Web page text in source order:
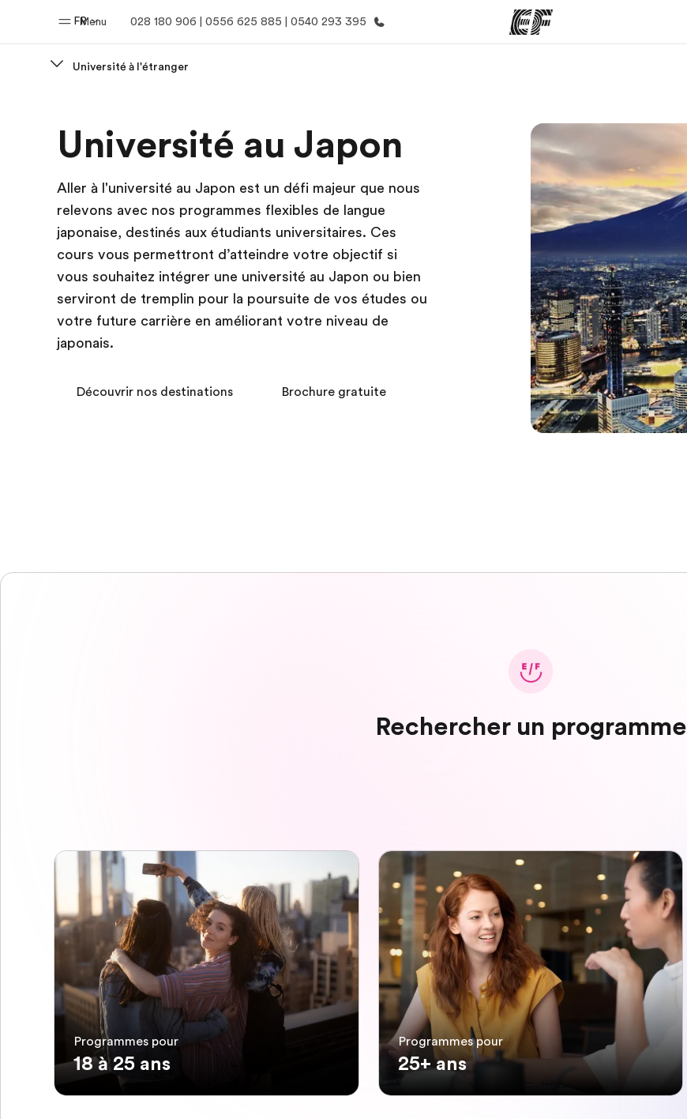
Menu
FR 028 180 906 | 0556 625 885 | 0540 293 395
Bienvenue chez EF Nos offres Trouver un bureau
Université à l'étranger
Université au Japon
Aller à l'université au Japon est un défi majeur que nous
relevons avec nos programmes flexibles de langue
japonaise, destinés aux étudiants universitaires. Ces
cours vous permettront d’atteindre votre objectif si
vous souhaitez intégrer une université au Japon ou bien
serviront de tremplin pour la poursuite de vos études ou
votre future carrière en améliorant votre niveau de
japonais.
Découvrir nos destinations Brochure gratuite
Rechercher un programme
Programmes pour
18 à 25 ans
Programmes pour
25+ ans